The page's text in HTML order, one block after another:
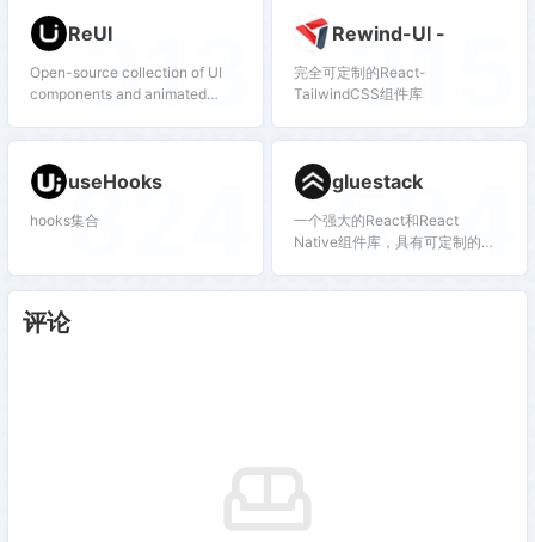
ReUI
Open-source collection of UI
components and animated
Typescript, Tailwind CSS, and
shadcn/ui.
313 Rewind-UI -
完全可定制的React-
TailwindCSS组件库
315
useHooks
hooks集合824 gluestack
一个强大的React和React
Native组件库，具有可定制的顺
524
评论